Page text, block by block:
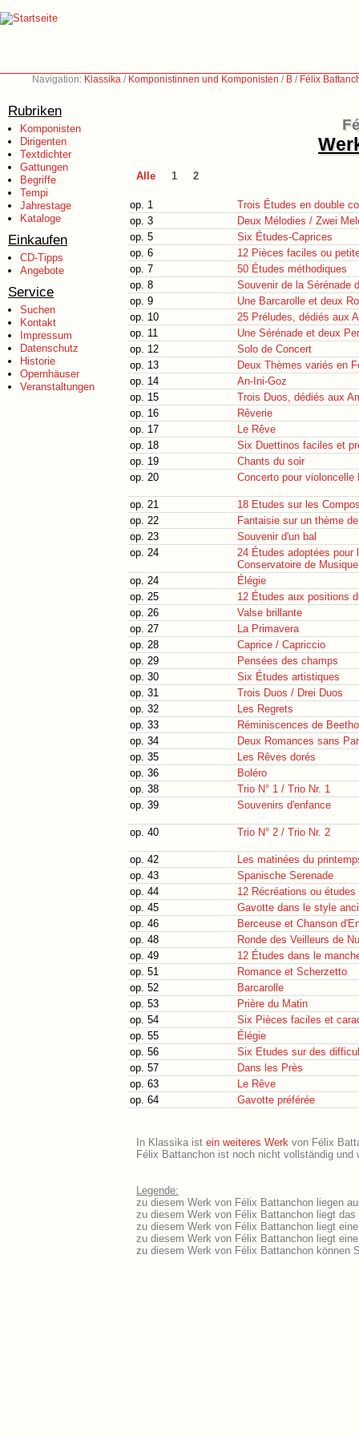
Navigation: Klassika / Komponistinnen und Komponisten / B / Félix
Rubriken
Komponisten
Dirigenten
Textdichter
Gattungen
Begriffe
Tempi
Jahrestage
Kataloge
Einkaufen
CD-Tipps
Angebote
Service
Suchen
Kontakt
Impressum
Datenschutz
Historie
Opernhäuser
Veranstaltungen
Alle 1 2
op. 1
Trois Études en double
op. 3
Deux Mélodies / Zwei
op. 5
Six Études-Caprices
op. 6
12 Pièces faciles ou
op. 7
50 Études méthodiques
op. 8
Souvenir de la Sérénade
op. 9
Une Barcarolle et deux
op. 10
25 Préludes, dédiés aux
op. 11
Une Sérénade et deux
op. 12
Solo de Concert
op. 13
Deux Thèmes variés en
op. 14
An-Ini-Goz
op. 15
Trois Duos, dédiés aux
op. 16
Rêverie
op. 17
Le Rêve
op. 18
Six Duettinos faciles et
op. 19
Chants du soir
op. 20
Concerto pour violoncelle
op. 21
18 Etudes sur les
op. 22
Fantaisie sur un thème
op. 23
Souvenir d'un bal
op. 24
24 Études adoptées pour
Conservatoire de
op. 24
Élégie
op. 25
12 Études aux positions
op. 26
Valse brillante
op. 27
La Primavera
op. 28
Caprice / Capriccio
op. 29
Pensées des champs
op. 30
Six Études artistiques
op. 31
Trois Duos / Drei Duos
op. 32
Les Regrets
op. 33
Réminiscences de
op. 34
Deux Romances sans
op. 35
Les Rêves dorés
op. 36
Boléro
op. 38
Trio N° 1 / Trio Nr. 1
op. 39
Souvenirs d'enfance
op. 40 Trio N° 2 / Trio Nr. 2
op. 42
Les matinées du
op. 43
Spanische Serenade
op. 44
12 Récréations ou
op. 45
Gavotte dans le style
op. 46
Berceuse et Chanson
op. 48
Ronde des Veilleurs de
op. 49
12 Études dans le
op. 51
Romance et Scherzetto
op. 52
Barcarolle
op. 53
Prière du Matin
op. 54
Six Pièces faciles et
op. 55
Élégie
op. 56
Six Etudes sur des
op. 57
Dans les Près
op. 63
Le Rêve
op. 64
Gavotte préférée
In Klassika ist ein weiteres Werk von Félix
Félix Battanchon ist noch nicht vollständig
Legende:
zu diesem Werk von Félix Battanchon liegen
zu diesem Werk von Félix Battanchon liegt das
zu diesem Werk von Félix Battanchon liegt
zu diesem Werk von Félix Battanchon liegt
zu diesem Werk von Félix Battanchon können